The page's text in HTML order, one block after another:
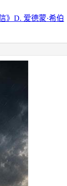
》D. 爱德蒙·希伯